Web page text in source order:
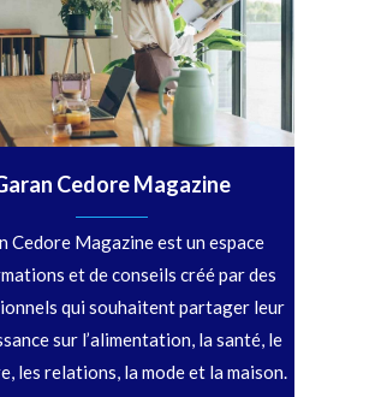
Cedore Magazine
Cedore Magazine est un espace
et de conseils créé par des
qui souhaitent partager leur
sur l’alimentation, la santé, le
les relations, la mode et la maison.